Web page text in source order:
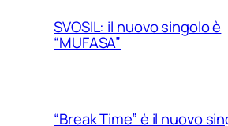
SVOSIL: il nuovo singolo è
“MUFASA”
“Break Time” è il nuovo